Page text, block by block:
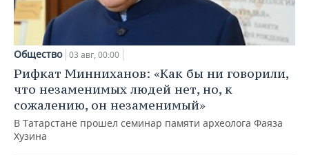
Общество 03 авг, 00:00
Рифкат Минниханов: «Как бы ни говорили,
что незаменимых людей нет, но, к
сожалению, он незаменимый»
В Татарстане прошел семинар памяти археолога Фаяза
Хузина